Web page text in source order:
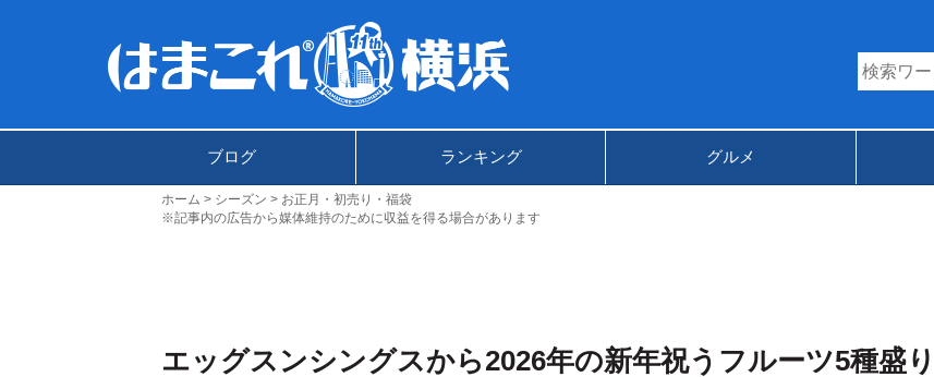
ブログ ランキング グルメ
ホーム シーズン
お正月・初売り・福袋
※記事内の広告から媒体維持のために収益を得る場合があります
エッグスンシングスから2026年の新年祝うフルーツ5種盛り